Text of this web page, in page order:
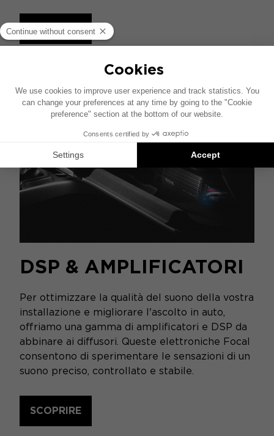
SCOPRIRE
DSP & AMPLIFICATORI
Per ottimizzare la qualità del suono della vostra
installazione e migliorare l'ascolto in auto,
offriamo una gamma di amplificatori e DSP da
abbinare ai diffusori. Queste elettroniche Focal
consentono di sperimentare le sensazioni di un
suono preciso, controllato e stabile.
SCOPRIRE